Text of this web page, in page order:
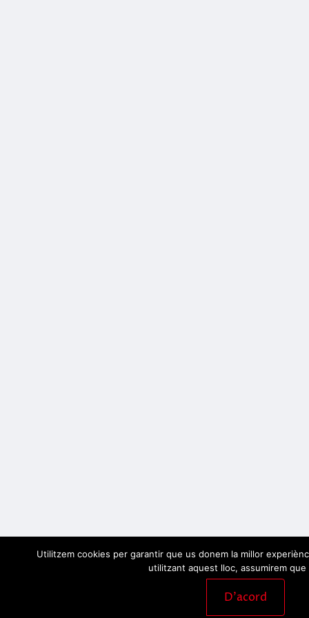
Utilitzem cookies per garantir que us donem la millor
utilitzant aquest lloc, assumirem que
D'acord